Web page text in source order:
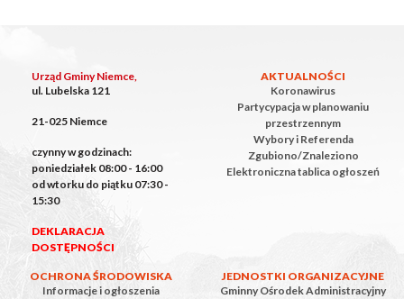
Urząd Gminy Niemce,
ul. Lubelska 121
21-025 Niemce
czynny w godzinach:
poniedziałek 08:00 - 16:00
od wtorku do piątku 07:30 -
15:30
DEKLARACJA
DOSTĘPNOŚCI
AKTUALNOŚCI
Koronawirus
Partycypacja w planowaniu
przestrzennym
Wybory i Referenda
Zgubiono/Znaleziono
Elektroniczna tablica ogłoszeń
OCHRONA ŚRODOWISKA
Informacje i ogłoszenia
JEDNOSTKI ORGANIZACYJNE
Gminny Ośrodek Administracyjny